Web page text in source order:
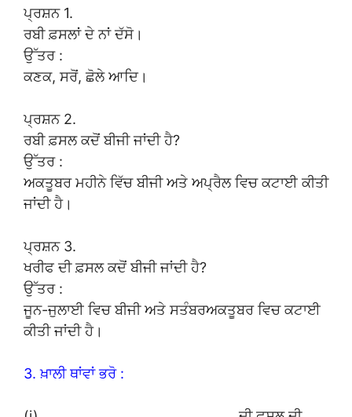
ਪ੍ਰਸ਼ਨ 1.
ਰਬੀ ਫ਼ਸਲਾਂ ਦੇ ਨਾਂ ਦੱਸੋ।
ਉੱਤਰ :
ਕਣਕ, ਸਰੋਂ, ਛੋਲੇ ਆਦਿ।
ਪ੍ਰਸ਼ਨ 2.
ਰਬੀ ਫ਼ਸਲ ਕਦੋਂ ਬੀਜੀ ਜਾਂਦੀ ਹੈ?
ਉੱਤਰ :
ਅਕਤੂਬਰ ਮਹੀਨੇ ਵਿੱਚ ਬੀਜੀ ਅਤੇ ਅਪ੍ਰੈਲ ਵਿਚ ਕਟਾਈ ਕੀਤੀ
ਜਾਂਦੀ ਹੈ।
ਪ੍ਰਸ਼ਨ 3.
ਖਰੀਫ ਦੀ ਫ਼ਸਲ ਕਦੋਂ ਬੀਜੀ ਜਾਂਦੀ ਹੈ?
ਉੱਤਰ :
ਜੂਨ-ਜੁਲਾਈ ਵਿਚ ਬੀਜੀ ਅਤੇ ਸਤੰਬਰਅਕਤੂਬਰ ਵਿਚ ਕਟਾਈ
ਕੀਤੀ ਜਾਂਦੀ ਹੈ।
3. ਖ਼ਾਲੀ ਥਾਂਵਾਂ ਭਰੋ :